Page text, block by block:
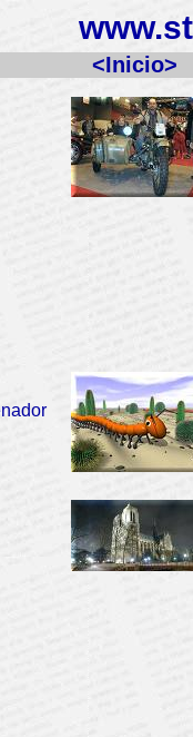
<Inicio>